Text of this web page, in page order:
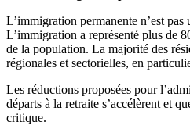
L’immigration permanente n’est
L’immigration a représenté plus de
de la population. La majorité des
régionales et sectorielles, en
Les réductions proposées pour
départs à la retraite s’accélèrent et
critique.